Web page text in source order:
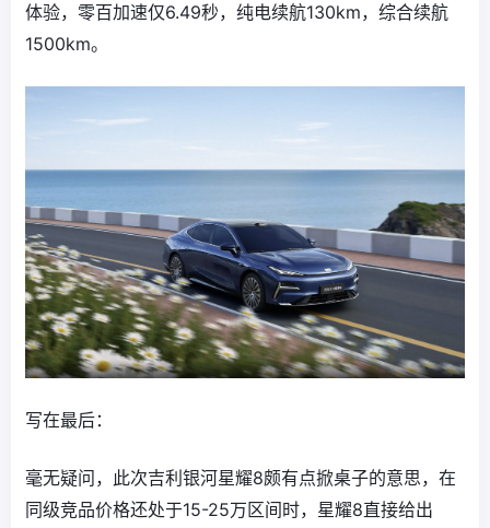
体验，零百加速仅6.49秒，纯电续航130km，综合续航
1500km。
写在最后：
毫无疑问，此次吉利银河星耀8颇有点掀桌子的意思，在
同级竞品价格还处于15-25万区间时，星耀8直接给出